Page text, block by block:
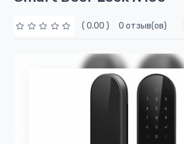
( 0.00 ) 0 отзыв(ов)